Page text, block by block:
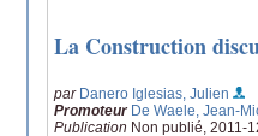
La Construction
par Danero Iglesias, Julien
Promoteur De Waele, Jean-
Publication Non publié, 2011-